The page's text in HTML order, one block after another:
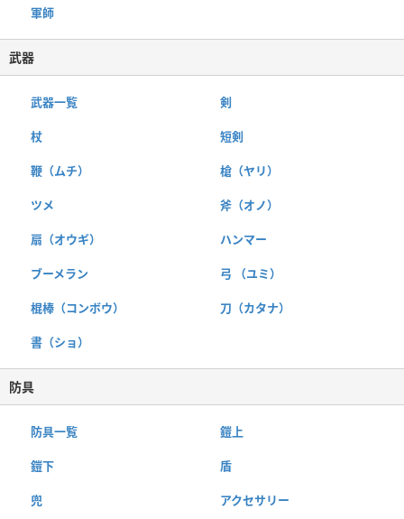
軍師
武器
武器一覧 剣
杖 短剣
鞭（ムチ） 槍（ヤリ）
ツメ 斧（オノ）
扇（オウギ） ハンマー
ブーメラン 弓 （ユミ）
棍棒（コンボウ） 刀（カタナ）
書（ショ）
防具
防具一覧 鎧上
鎧下 盾
兜 アクセサリー